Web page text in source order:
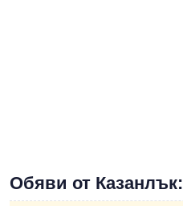
Обяви от Казанлък: